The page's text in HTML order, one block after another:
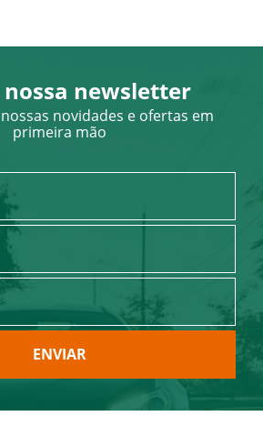
nossa newsletter
novidades e ofertas em
primeira mão
ENVIAR